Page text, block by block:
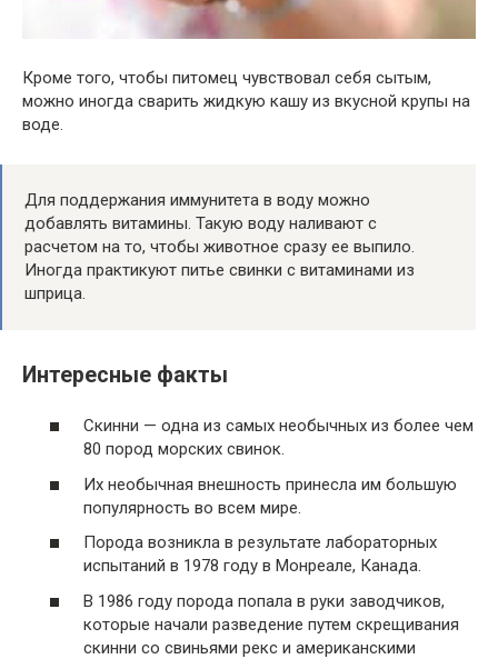
Кроме того, чтобы питомец чувствовал себя сытым,
можно иногда сварить жидкую кашу из вкусной крупы на
воде.
Для поддержания иммунитета в воду можно
добавлять витамины. Такую воду наливают с
расчетом на то, чтобы животное сразу ее выпило.
Иногда практикуют питье свинки с витаминами из
шприца.
Интересные факты
Скинни — одна из самых необычных из более чем
80 пород морских свинок.
Их необычная внешность принесла им большую
популярность во всем мире.
Порода возникла в результате лабораторных
испытаний в 1978 году в Монреале, Канада.
В 1986 году порода попала в руки заводчиков,
которые начали разведение путем скрещивания
скинни со свиньями рекс и американскими